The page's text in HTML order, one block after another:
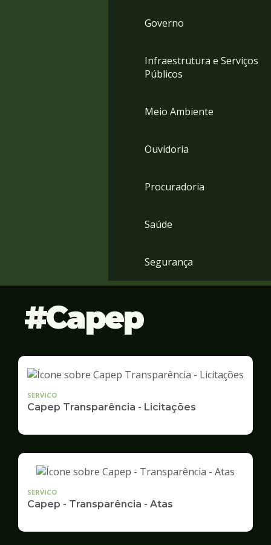
Governo
Infraestrutura e Serviços
Públicos
Meio Ambiente
Ouvidoria
Procuradoria
Saúde
Segurança
Capep
SERVICO
Capep Transparência - Licitações
SERVICO
Capep - Transparência - Atas